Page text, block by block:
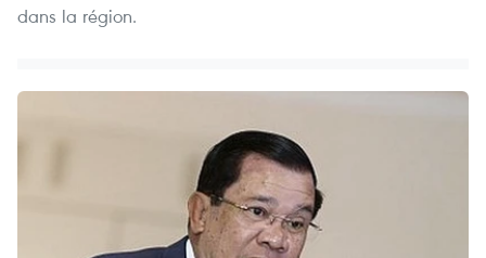
dans la région.